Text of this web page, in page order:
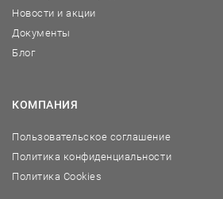
Новости и акции
Документы
Блог
КОМПАНИЯ
Пользовательское соглашение
Политика конфиденциальности
Политика Cookies